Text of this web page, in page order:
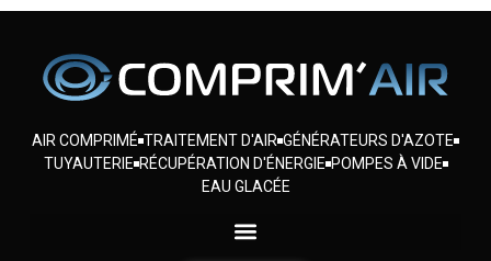
AIR COMPRIMÉ TRAITEMENT D'AIR GÉNÉRATEURS D'AZOTE
TUYAUTERIE RÉCUPÉRATION D'ÉNERGIE POMPES À VIDE
EAU GLACÉE